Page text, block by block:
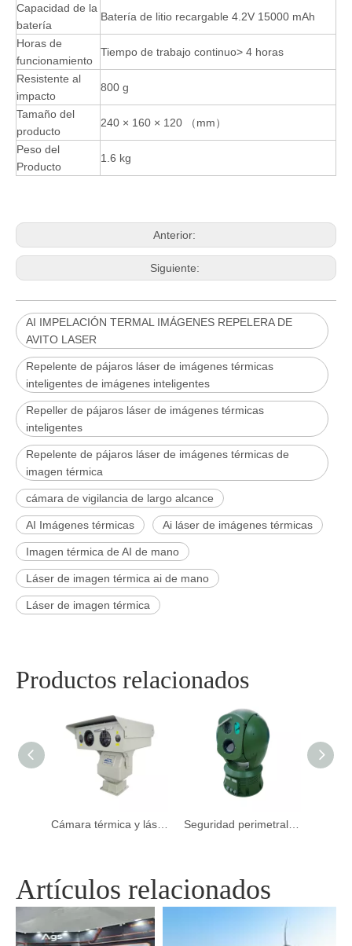
Capacidad de la
batería
Batería de litio recargable 4.2V 15000 mAh
Horas de
funcionamiento
Tiempo de trabajo continuo> 4 horas
Resistente al
impacto
800 g
Tamaño del
producto
240 × 160 × 120 （mm）
Peso del
Producto
1.6 kg
Anterior:
Siguiente:
AI IMPELACIÓN TERMAL IMÁGENES REPELERA DE
AVITO LASER
Repelente de pájaros láser de imágenes térmicas
inteligentes de imágenes inteligentes
Repeller de pájaros láser de imágenes térmicas
inteligentes
Repelente de pájaros láser de imágenes térmicas de
imagen térmica
cámara de vigilancia de largo alcance
AI Imágenes térmicas Ai láser de imágenes térmicas
Imagen térmica de AI de mano
Láser de imagen térmica ai de mano
Láser de imagen térmica
Productos relacionados
Artículos relacionados